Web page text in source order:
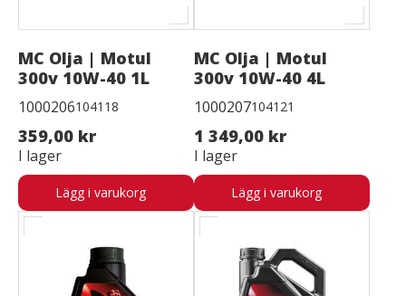
MC Olja | Motul
300v 10W-40 1L
1000206104118
359,00 kr
I lager
Lägg i varukorg
MC Olja | Motul
300v 10W-40 4L
1000207104121
1 349,00 kr
I lager
Lägg i varukorg